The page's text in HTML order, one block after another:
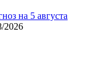
на 5 августа
2026